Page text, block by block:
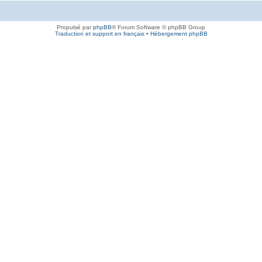
Propulsé parphpBB® Forum Software © phpBB Group
Traduction et support en français• Hébergement phpBB